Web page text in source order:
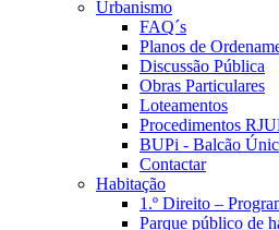
Urbanismo
FAQ´s
Planos de
Discussão Pública
Obras Particulares
Loteamentos
Procedimentos
BUPi - Balcão
Contactar
Habitação
1.º Direito –
Parque público de